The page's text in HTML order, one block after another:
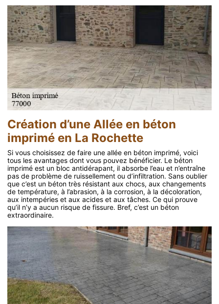
Création d’une Allée en béton
imprimé en La Rochette
Si vous choisissez de faire une allée en béton imprimé, voici
tous les avantages dont vous pouvez bénéficier. Le béton
imprimé est un bloc antidérapant, il absorbe l’eau et n’entraîne
pas de problème de ruissellement ou d’infiltration. Sans oublier
que c’est un béton très résistant aux chocs, aux changements
de température, à l’abrasion, à la corrosion, à la décoloration,
aux intempéries et aux acides et aux tâches. Ce qui prouve
qu’il n’y a aucun risque de fissure. Bref, c’est un béton
extraordinaire.